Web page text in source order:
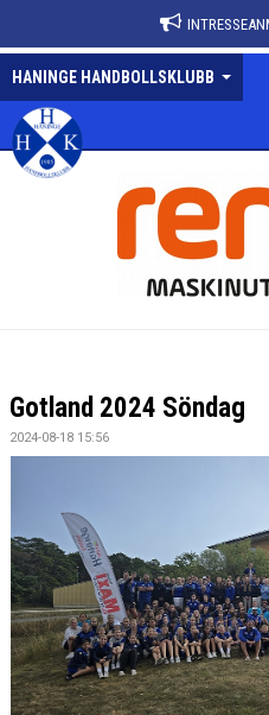
HANINGE HANDBOLLSKLUBB
HEM
KONTAKT
POLICYS & RIKTLINJER
STÖD HHK
DOKUMENT
LÄNKAR
Gotland 2024 Söndag
2024-08-18 15:56